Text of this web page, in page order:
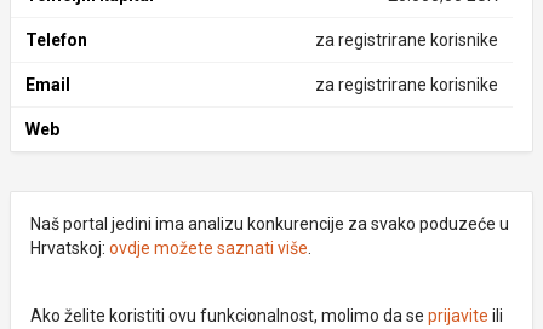
Telefon za registrirane korisnike
Email za registrirane korisnike
Web
Naš portal jedini ima analizu konkurencije za svako poduzeće u
Hrvatskoj: ovdje možete saznati više
Ako želite koristiti ovu funkcionalnost, molimo da se prijavite ili